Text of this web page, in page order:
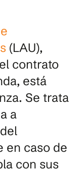
(LAU),
contrato
está
Se trata
a
en caso de
con sus